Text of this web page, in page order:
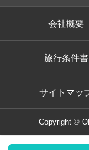
会社概要
旅行条件書
サイトマッ
Copyright ©